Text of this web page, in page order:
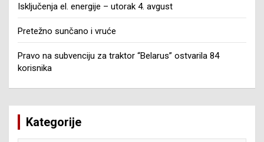
Isključenja el. energije – utorak 4. avgust
Pretežno sunčano i vruće
Pravo na subvenciju za traktor “Belarus” ostvarila 84
korisnika
Kategorije